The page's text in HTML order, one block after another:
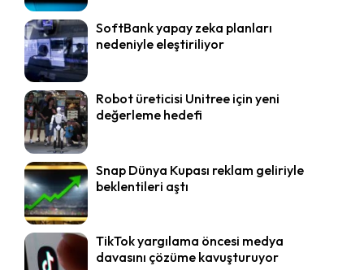
SoftBank yapay zeka planları
nedeniyle eleştiriliyor
Robot üreticisi Unitree için yeni
değerleme hedefi
Snap Dünya Kupası reklam geliriyle
beklentileri aştı
TikTok yargılama öncesi medya
davasını çözüme kavuşturuyor